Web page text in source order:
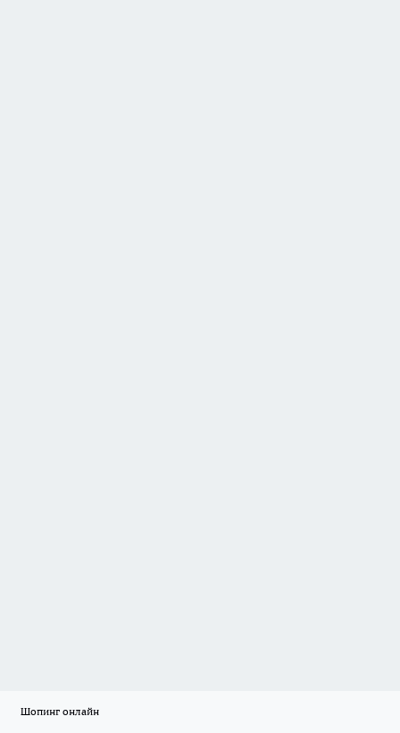
Шопинг онлайн